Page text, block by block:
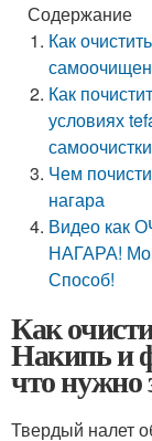
Содержание
Как
Как
условиях
самоочистки
Чем
нагара
Видео как
НАГАРА!
Способ!
Как
Накипь и
что нужно
Твердый налет